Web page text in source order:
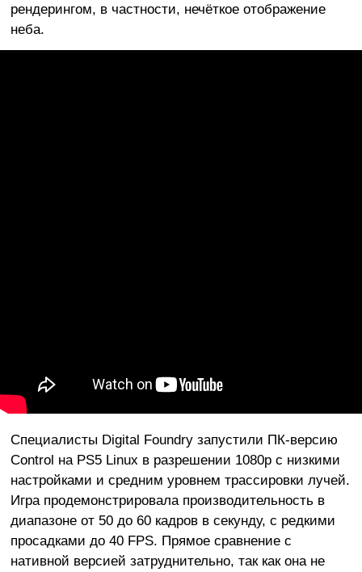
рендерингом, в частности, нечёткое отображение
неба.
Специалисты Digital Foundry запустили ПК-версию
Control на PS5 Linux в разрешении 1080p с низкими
настройками и средним уровнем трассировки лучей.
Игра продемонстрировала производительность в
диапазоне от 50 до 60 кадров в секунду, с редкими
просадками до 40 FPS. Прямое сравнение с
нативной версией затруднительно, так как она не